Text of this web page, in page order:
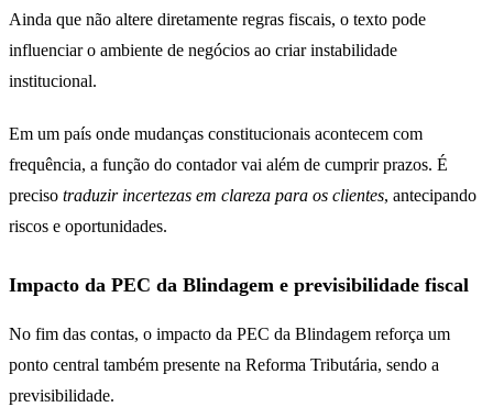
Ainda que não altere diretamente regras fiscais, o texto pode
influenciar o ambiente de negócios ao criar instabilidade
institucional.
Em um país onde mudanças constitucionais acontecem com
frequência, a função do contador vai além de cumprir prazos. É
preciso traduzir incertezas em clareza para os clientes, antecipando
riscos e oportunidades.
Impacto da PEC da Blindagem e previsibilidade fiscal
No fim das contas, o impacto da PEC da Blindagem reforça um
ponto central também presente na Reforma Tributária, sendo a
previsibilidade.